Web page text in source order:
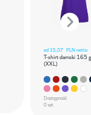
od 15,07 PLN netto
T-shirt damski 165
(XXL)
Dostępność
0 szt.